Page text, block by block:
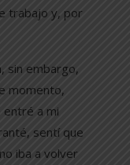
trabajo y, por
sin embargo,
momento,
entré a mi
sentí que
iba a volver